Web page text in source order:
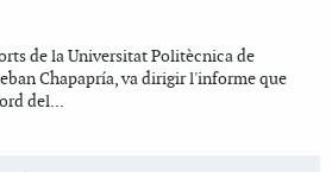
de la Universitat Politècnica de
Chapapría, va dirigir l'informe que
del...